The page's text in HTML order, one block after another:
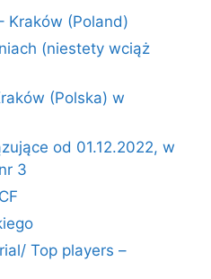
Kraków (Poland)
(niestety wciąż
(Polska) w
od 01.12.2022, w
3
Top players –